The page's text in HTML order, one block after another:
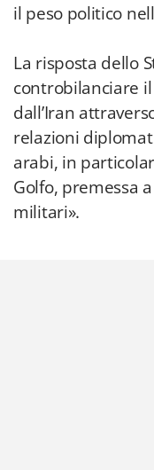
il peso politico
La risposta dello
controbilanciare
dall’Iran
relazioni
arabi, in
Golfo, premessa
militari».